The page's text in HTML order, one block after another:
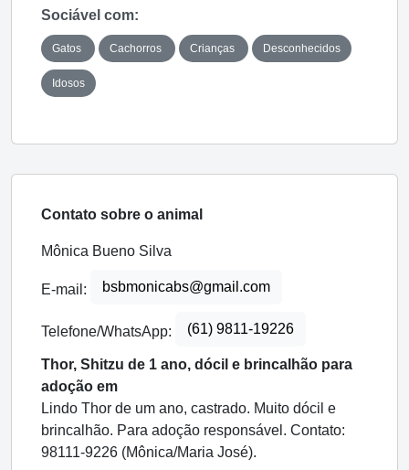
Sociável com:
Gatos Cachorros Crianças Desconhecidos
Idosos
Contato sobre o animal
Mônica Bueno Silva
E-mail: bsbmonicabs@gmail.com
Telefone/WhatsApp: (61) 9811-19226
Thor, Shitzu de 1 ano, dócil e brincalhão para
adoção em
Lindo Thor de um ano, castrado. Muito dócil e
brincalhão. Para adoção responsável. Contato:
98111-9226 (Mônica/Maria José).